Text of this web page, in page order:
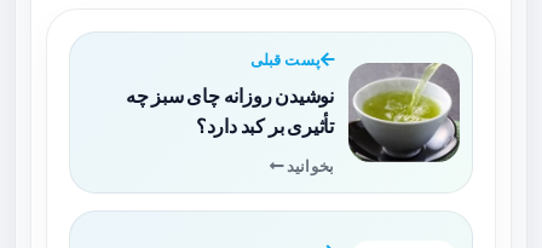
پست قبلی
نوشیدن روزانه چای سبز چه
تأثیری بر کبد دارد؟
بخوانید